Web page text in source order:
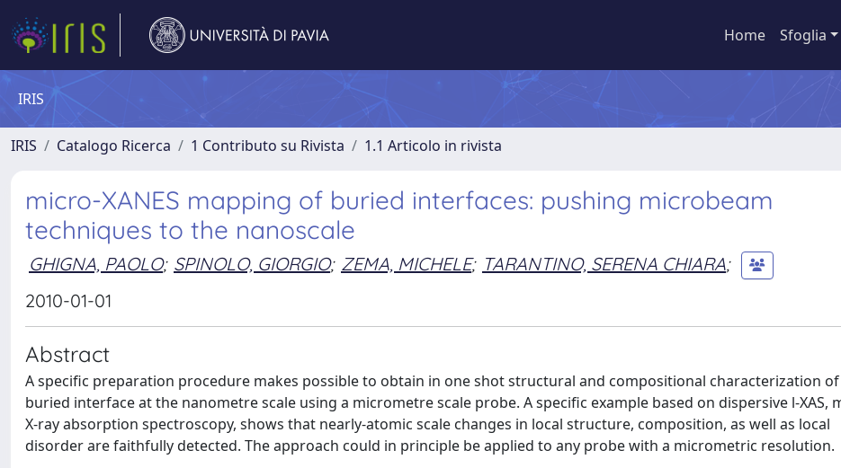
Home Sfoglia
IRIS
IRIS Catalogo Ricerca 1 Contributo su Rivista 1.1 Articolo in rivista
micro-XANES mapping of buried interfaces: pushing microbeam
techniques to the nanoscale
GHIGNA, PAOLO; SPINOLO, GIORGIO; ZEMA, MICHELE; TARANTINO, SERENA CHIARA;
2010-01-01
Abstract
A specific preparation procedure makes possible to obtain in one shot structural and compositional characterization of
buried interface at the nanometre scale using a micrometre scale probe. A specific example based on dispersive l-XAS,
X-ray absorption spectroscopy, shows that nearly-atomic scale changes in local structure, composition, as well as local
disorder are faithfully detected. The approach could in principle be applied to any probe with a micrometric resolution.